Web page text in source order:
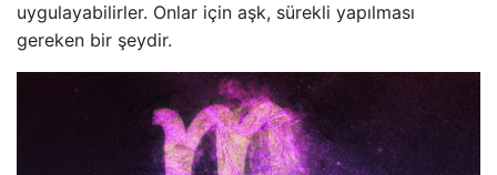
uygulayabilirler. Onlar için aşk, sürekli yapılması
gereken bir şeydir.